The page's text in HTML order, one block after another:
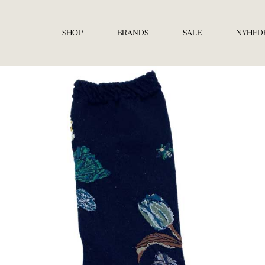
SHOP BRANDS SALE